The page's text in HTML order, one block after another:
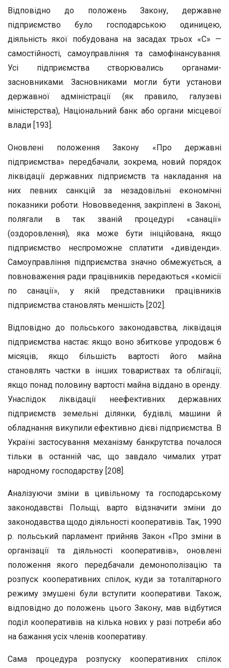
Відповідно до положень Закону, державне
підприємство було господарською одиницею,
діяльність якої побудована на засадах трьох «С» —
самостійності, самоуправління та самофінансування.
Усі підприємства створювались органами-
засновниками. Засновниками могли бути установи
державної адміністрації (як правило, галузеві
міністерства), Національний банк або органи місцевої
влади [193].
Оновлені положення Закону «Про державні
підприємства» передбачали, зокрема, новий порядок
ліквідації державних підприємств та накладання на
них певних санкцій за незадовільні економічні
показники роботи. Нововведення, закріплені в Законі,
полягали в так званій процедурі «санації»
(оздоровлення), яка може бути ініційована, якщо
підприємство неспроможне сплатити «дивіденди».
Самоуправління підприємства значно обмежується, а
повноваження ради працівників передаються «комісії
по санації», у якій представники працівників
підприємства становлять меншість [202].
Відповідно до польського законодавства, ліквідація
підприємства настає: якщо воно збиткове упродовж 6
місяців; якщо більшість вартості його майна
становлять частки в інших товариствах та облігації;
якщо понад половину вартості майна віддано в оренду.
Унаслідок ліквідації неефективних державних
підприємств земельні ділянки, будівлі, машини й
обладнання викупили ефективно дієві підприємства. В
Україні застосування механізму банкрутства почалося
тільки в останній час, що завдало чималих утрат
народному господарству [208].
Аналізуючи зміни в цивільному та господарському
законодавстві Польщі, варто відзначити зміни до
законодавства щодо діяльності кооперативів. Так, 1990
р. польський парламент прийняв Закон «Про зміни в
організації та діяльності кооперативів», оновлені
положення якого передбачали демонополізацію та
розпуск кооперативних спілок, куди за тоталітарного
режиму змушені були вступити кооперативи. Також,
відповідно до положень цього Закону, мав відбутися
поділ кооперативів на кілька нових у разі потреби або
на бажання усіх членів кооперативу.
Сама процедура розпуску кооперативних спілок